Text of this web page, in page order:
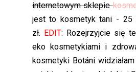
internetowym sklepie
jest to kosmetyk tani - 25
zł. EDIT: Rozejrzyjcie się
eko kosmetykiami i
kosmetyki Botáni